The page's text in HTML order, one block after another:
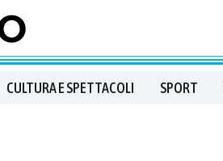
CULTURA E SPETTACOLI SPORT